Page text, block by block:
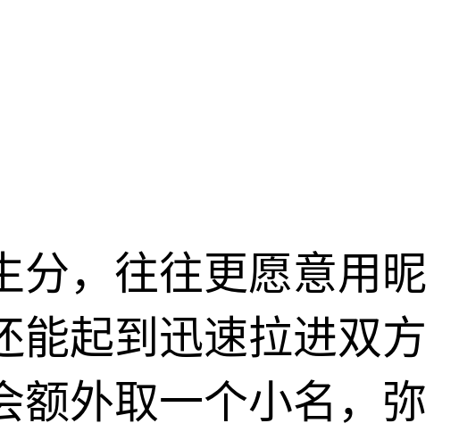
分，往往更愿意用昵
能起到迅速拉进双方
额外取一个小名，弥